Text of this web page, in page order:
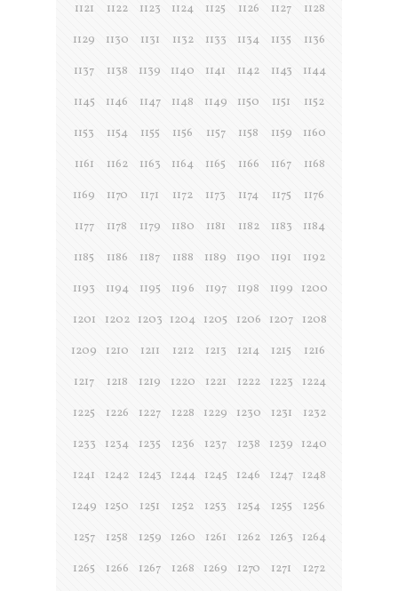
1121
1122 1123 1124 1125 1126 1127
1128
1129
1130 1131 1132 1133 1134 1135
1136
1137
1138 1139 1140 1141 1142 1143
1144
1145
1146 1147 1148 1149 1150 1151
1152
1153
1154 1155 1156 1157 1158 1159
1160
1161
1162 1163 1164 1165 1166 1167
1168
1169
1170 1171 1172 1173 1174 1175
1176
1177
1178 1179 1180 1181 1182 1183
1184
1185
1186 1187 1188 1189 1190 1191
1192
1193
1194 1195 1196 1197 1198 1199
1200
1201
1202 1203 1204 1205 1206 1207
1208
1209
1210 1211 1212 1213 1214 1215
1216
1217
1218 1219 1220 1221 1222 1223
1224
1225
1226 1227 1228 1229 1230 1231
1232
1233
1234 1235 1236 1237 1238 1239
1240
1241
1242 1243 1244 1245 1246 1247
1248
1249
1250 1251 1252 1253 1254 1255
1256
1257
1258 1259 1260 1261 1262 1263
1264
1265
1266 1267 1268 1269 1270 1271
1272